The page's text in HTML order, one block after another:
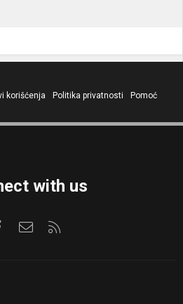
korišćenja Politika privatnosti
Pomoć
with us
FacebookKontaktirajte nas